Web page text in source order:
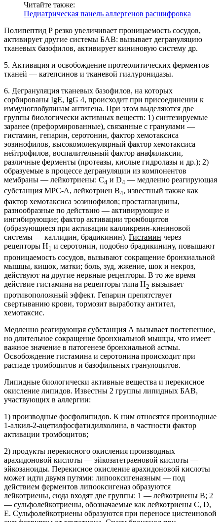
Читайте также:
Педиатрическая панель аллергенов расшифровка
Полипептид Р резко увеличивает проницаемость сосудов,
активирует другие системы БАВ: вызывает дегрануляцию
тканевых базофилов, активирует кининовую систему др.
5. Активация и освобождение протеолитических ферментов
тканей — катепсинов и тканевой гиалуронидазы.
6. Дегрануляция тканевых базофилов, на которых
сорбированы IgE, IgG 4, происходит при присоединении к
иммуноглобулинам антигена. При этом выделяются две
группы биологически активных веществ: 1) синтезируемые
заранее (преформированные), связанные с гранулами —
гистамин, гепарин, серотонин, фактор хемотаксиса
эозинофилов, высокомолекулярный фактор хемотаксиса
нейтрофилов, воспалительный фактор анафилаксии,
различные ферменты (протеазы, кислые гидролазы и др.); 2)
образуемые в процессе дегрануляции из компонентов
мембраны — лейкотриены: С4 и D4 — медленно реагирующая
субстанция МРС-А, лейкотриен В4, известный также как
фактор хемотаксиса эозинофилов; простагландины,
разнообразные по действию — активирующие и
ингибирующие; фактор активации тромбоцитов
(образующиеся при активации калликреин-кининовой
системы — каллидин, брадикинин). Гистамин через
рецепторы Н1 и серотонин, подобно брадикинину, повышают
проницаемость сосудов, вызывают сокращение бронхиальной
мышцы, кишок, матки; боль, зуд, жжение, шок и некроз,
действуют на другие нервные рецепторы. В то же время
действие гистамина на рецепторы типа Н2 вызывает
противоположный эффект. Гепарин препятствует
свертыванию крови, тормозит выработку антител,
хемотаксис.
Медленно реагирующая субстанция А вызывает постепенное,
но длительное сокращение бронхиальной мышцы, что имеет
важное значение в патогенезе бронхиальной астмы.
Освобождение гистамина и серотонина происходит при
распаде тромбоцитов и базофильных гранулоцитов.
Липидные биологически активные вещества и перекисное
окисление липидов. Известны 2 группы липидных БАВ,
участвующих в аллергии:
1) производные фосфолипидов. К ним относятся производные
1-алкил-2-ацетилфосфатидилхолина, в частности фактор
активации тромбоцитов;
2) продукты перекисного окисления производных
арахидоновой кислоты — эйкозатетраеновой кислоты —
эйкозаноиды. Перекисное окисление арахидоновой кислоты
может идти двумя путями: липооксигеназным — под
действием ферментов липооксигеназ образуются
лейкотриены, сюда входят две группы: 1 — лейкотриены В; 2
— сульфолейкотриены, обозначаемые как лейкотриены С, D,
Е. Сульфолейкотриены образуются при переносе цистеиновой